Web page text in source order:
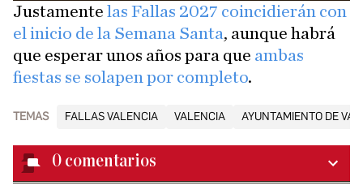
Justamente las Fallas 2027 coincidierán con
el inicio de la Semana Santa, aunque habrá
que esperar unos años para que ambas
fiestas se solapen por completo.
TEMAS FALLAS VALENCIA VALENCIA AYUNTAMIENTO DE
0 comentarios